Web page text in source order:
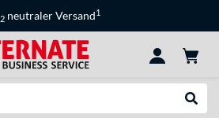
2 neutraler Versand1